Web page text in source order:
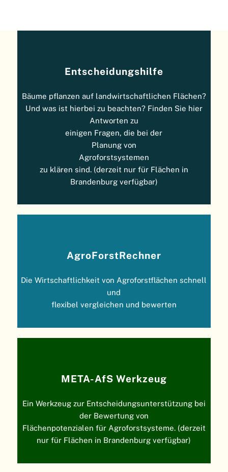
Entscheidungshilfe
Bäume pflanzen auf landwirtschaftlichen Flächen?
Und was ist hierbei zu beachten? Finden Sie hier
Antworten zu
einigen Fragen, die bei der
Planung von
Agroforstsystemen
zu klären sind. (derzeit nur für Flächen in
Brandenburg verfügbar)
AgroForstRechner
Die Wirtschaftlichkeit von Agroforstflächen schnell
und
flexibel vergleichen und bewerten
META-AfS Werkzeug
Ein Werkzeug zur Entscheidungsunterstützung bei
der Bewertung von
Flächenpotenzialen für Agroforstsysteme. (derzeit
nur für Flächen in Brandenburg verfügbar)